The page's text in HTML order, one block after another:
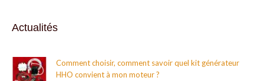
Actualités
Comment choisir, comment savoir quel kit générateur
HHO convient à mon moteur ?